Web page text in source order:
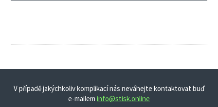
V případě jakýchkoliv komplikací nás neváhejte kontaktovat buď
e-mailem info@stisk.online